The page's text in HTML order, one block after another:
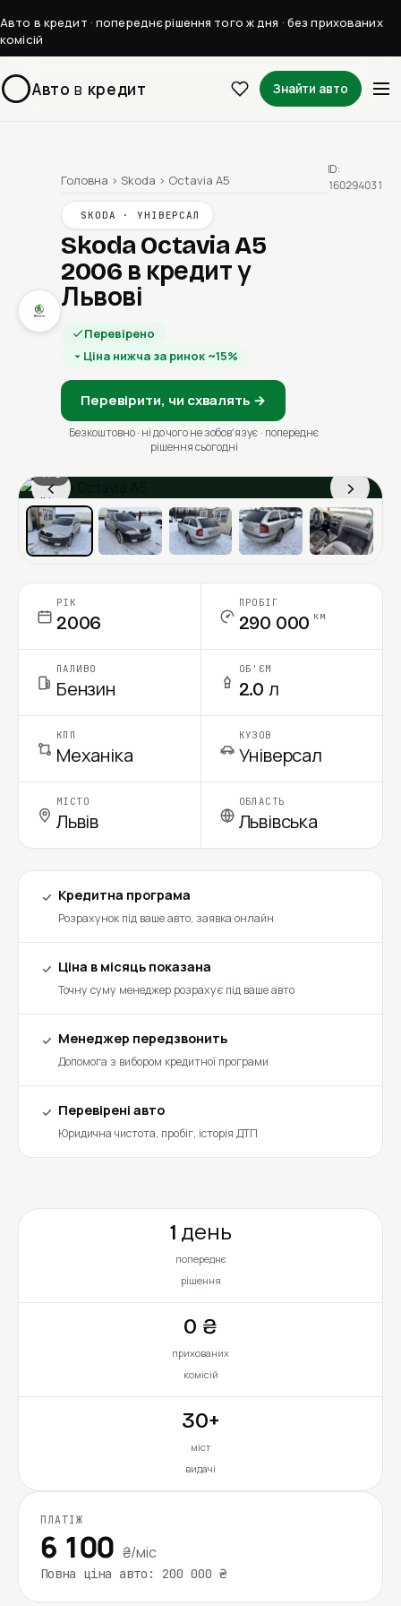
Авто в кредит · попереднє рішення того ж дня · без прихованих
комісій
Авто в кредит Знайти авто
Головна › Skoda › Octavia A5
SKODA · УНІВЕРСАЛ
Skoda Octavia A5
2006 в кредит у
Львові
Перевірено
Ціна нижча за ринок ~15%
Перевірити, чи схвалять →
Безкоштовно · ні до чого не зобовʼязує · попереднє
рішення сьогодні
ID:
160294031
‹ ›
1 / 6
Ціна в місяць
РІК
2006
ПРОБІГ
290 000 км
ПАЛИВО
Бензин
ОБ'ЄМ
2.0 л
КПП
Механіка
КУЗОВ
Універсал
МІСТО
Львів
ОБЛАСТЬ
Львівська
Кредитна програма
Розрахунок під ваше авто, заявка онлайн
Ціна в місяць показана
Точну суму менеджер розрахує під ваше авто
Менеджер передзвонить
Допомога з вибором кредитної програми
Перевірені авто
Юридична чистота, пробіг, історія ДТП
1 день
попереднє
рішення
0 ₴
прихованих
комісій
30+
міст
видачі
ПЛАТІЖ
6 100 ₴/міс
Повна ціна авто: 200 000 ₴